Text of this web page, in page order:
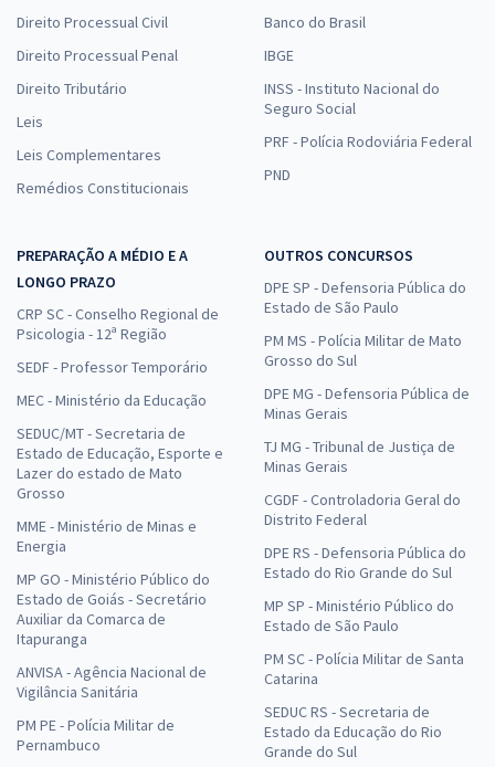
Direito Processual Civil
Direito Processual Penal
Direito Tributário
Leis
Leis Complementares
Remédios Constitucionais
Banco do Brasil
IBGE
INSS - Instituto Nacional do
Seguro Social
PRF - Polícia Rodoviária Federal
PND
PREPARAÇÃO A MÉDIO E A
LONGO PRAZO
CRP SC - Conselho Regional de
Psicologia - 12ª Região
SEDF - Professor Temporário
MEC - Ministério da Educação
SEDUC/MT - Secretaria de
Estado de Educação, Esporte e
Lazer do estado de Mato
Grosso
MME - Ministério de Minas e
Energia
MP GO - Ministério Público do
Estado de Goiás - Secretário
Auxiliar da Comarca de
Itapuranga
ANVISA - Agência Nacional de
Vigilância Sanitária
PM PE - Polícia Militar de
Pernambuco
OUTROS CONCURSOS
DPE SP - Defensoria Pública do
Estado de São Paulo
PM MS - Polícia Militar de Mato
Grosso do Sul
DPE MG - Defensoria Pública de
Minas Gerais
TJ MG - Tribunal de Justiça de
Minas Gerais
CGDF - Controladoria Geral do
Distrito Federal
DPE RS - Defensoria Pública do
Estado do Rio Grande do Sul
MP SP - Ministério Público do
Estado de São Paulo
PM SC - Polícia Militar de Santa
Catarina
SEDUC RS - Secretaria de
Estado da Educação do Rio
Grande do Sul